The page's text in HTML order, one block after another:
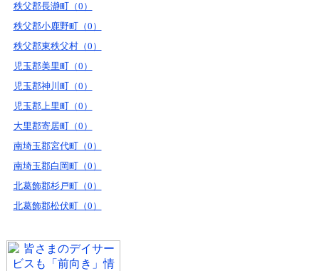
秩父郡長瀞町（0）
秩父郡小鹿野町（0）
秩父郡東秩父村（0）
児玉郡美里町（0）
児玉郡神川町（0）
児玉郡上里町（0）
大里郡寄居町（0）
南埼玉郡宮代町（0）
南埼玉郡白岡町（0）
北葛飾郡杉戸町（0）
北葛飾郡松伏町（0）